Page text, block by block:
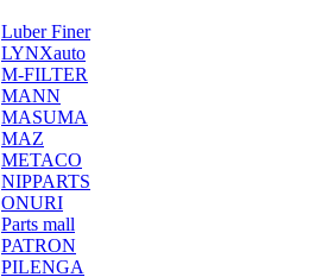
Luber Finer
LYNXauto
M-FILTER
MANN
MASUMA
MAZ
METACO
NIPPARTS
ONURI
Parts mall
PATRON
PILENGA